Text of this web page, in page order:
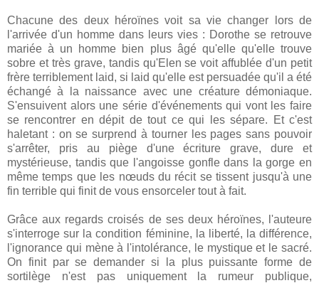
Chacune des deux héroïnes voit sa vie changer lors de
l'arrivée d'un homme dans leurs vies : Dorothe se retrouve
mariée à un homme bien plus âgé qu'elle qu'elle trouve
sobre et très grave, tandis qu'Elen se voit affublée d'un petit
frère terriblement laid, si laid qu'elle est persuadée qu'il a été
échangé à la naissance avec une créature démoniaque.
S'ensuivent alors une série d'événements qui vont les faire
se rencontrer en dépit de tout ce qui les sépare. Et c'est
haletant : on se surprend à tourner les pages sans pouvoir
s'arrêter, pris au piège d'une écriture grave, dure et
mystérieuse, tandis que l'angoisse gonfle dans la gorge en
même temps que les nœuds du récit se tissent jusqu'à une
fin terrible qui finit de vous ensorceler tout à fait.
Grâce aux regards croisés de ses deux héroïnes, l'auteure
s'interroge sur la condition féminine, la liberté, la différence,
l'ignorance qui mène à l'intolérance, le mystique et le sacré.
On finit par se demander si la plus puissante forme de
sortilège n'est pas uniquement la rumeur publique,